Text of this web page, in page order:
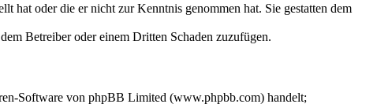
hat oder die er nicht zur Kenntnis genommen hat. Sie gestatten dem
Betreiber oder einem Dritten Schaden zuzufügen.
Software von phpBB Limited (www.phpbb.com) handelt;